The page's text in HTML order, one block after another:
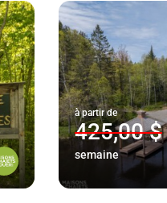
à partir de
425,00 $
semaine